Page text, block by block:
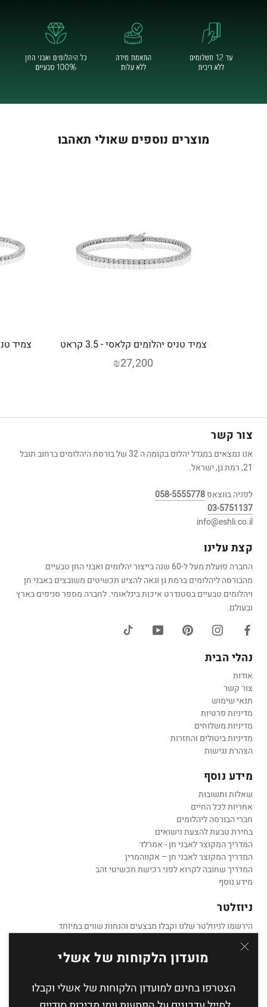
מועדון הלקוחות של אשלי
הצטרפו בחינם למועדון הלקוחות של אשלי וקבלו
מוצרים נוספים שאולי תאהבו
צמיד טניס יהלומים קלאסי - 3.5 קראט
₪27,200
צור קשר
אנו נמצאים במגדל יהלום בקומה ה 32 של בורסת היהלומים ברחוב תובל
21, רמת גן, ישראל.
לפניה בווצאפ058-5555778
03-5751137
info@eshli.co.il
קצת עלינו
החברה פועלת מעל ל-60 שנה בייצור יהלומים ואבני החן טבעיים
מהבורסה ליהלומים ברמת גן וגאה להציע תכשיטים משובצים באבני חן
ויהלומים טבעיים בסטנדרט איכות בינלאומי. לחברה מספר סניפים בארץ
ובעולם.
נהלי הבית
אודות
צור קשר
תנאי שימוש
מדיניות פרטיות
מדיניות משלוחים
מדיניות ביטולים והחזרות
הצהרת נגישות
מידע נוסף
שאלות ותשובות
אחריות לכל החיים
חברי הבורסה ליהלומים
בחירת טבעת להצעת נישואים
המדריך המקוצר לאבני חן - אמרלד
המדריך המקוצר לאבני חן – אקווהמרין
המדריך שחובה לקרוא לפני רכישת תכשיטי זהב
מידע נוסף
ניוזלטר
הירשמו לניוזלטר שלנו וקבלו מבצעים והנחות שווים במיוחד